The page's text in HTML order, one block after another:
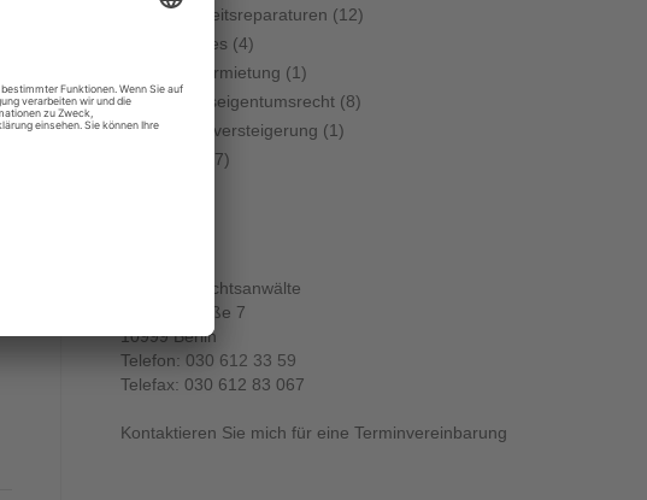
Schönheitsreparaturen (12)
Sonstiges (4)
Untervermietung (1)
Wohnungseigentumsrecht (8)
Zwangsversteigerung (1)
(7)
ZILLICH Rechtsanwälte
Wiener Straße 7
10999 Berlin
Telefon: 030 612 33 59
Telefax: 030 612 83 067
Kontaktieren Sie mich für eine Terminvereinbarung